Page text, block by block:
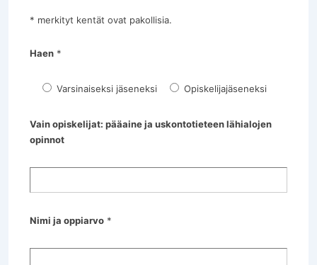
* merkityt kentät ovat pakollisia.
Haen *
Varsinaiseksi jäseneksi Opiskelijajäseneksi
Vain opiskelijat: pääaine ja uskontotieteen lähialojen
opinnot
Nimi ja oppiarvo *